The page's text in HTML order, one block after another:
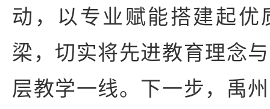
动，以专业赋能搭建起优
梁，切实将先进教育理念
层教学一线。下一步，禹